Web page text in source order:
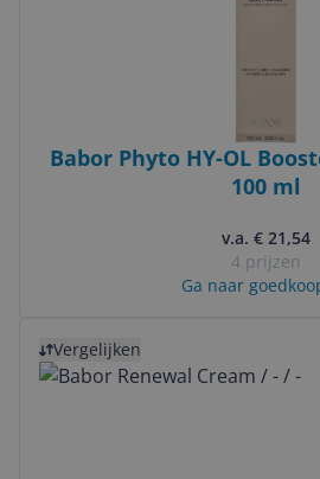
Babor Phyto HY-OL
100 ml
v.a. € 21,54
4 prijzen
Ga naar
Vergelijken